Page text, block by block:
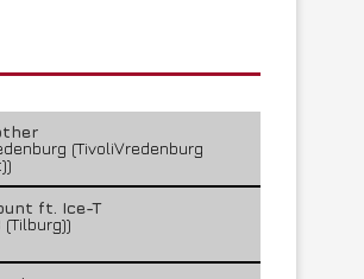
(TivoliVredenburg
ft. Ice-T
(Tilburg))